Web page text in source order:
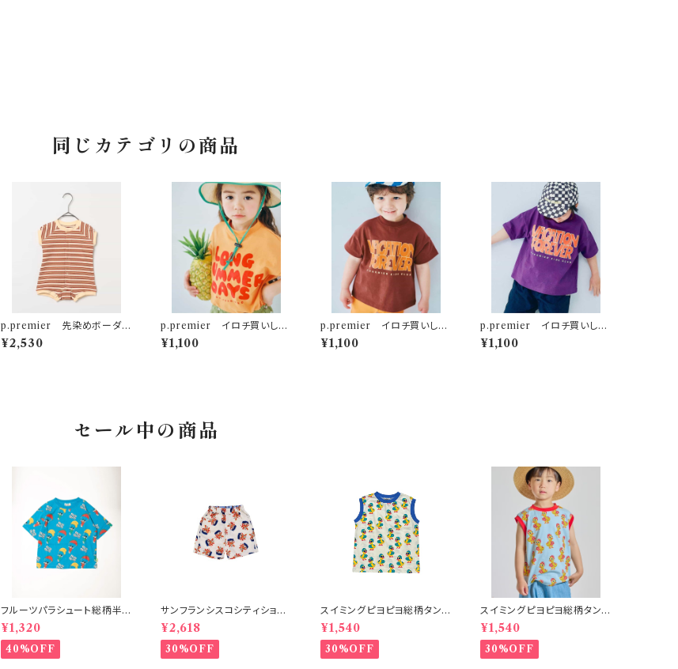
同じカテゴリの商品
p.premier 先染めボーダー
ワッフルロンパース アイボリ
ー
¥2,530
p.premier イロチ買いした
いノーバケーションノーサマー
¥1,100
p.premier イロチ買いした
いノーバケーションノーサマー
¥1,100
p.premier イロチ買いした
いノーバケーションノーサマー
¥1,100
セール中の商品
フルーツパラシュート総柄半
袖Tシャツ ブルー
¥1,320
40%OFF
サンフランシスコシティショー
ツ オフホワイト 150-160
¥2,618
30%OFF
スイミングピヨピヨ総柄タンク
トップ アイボリー
¥1,540
30%OFF
スイミングピヨピヨ総柄タンク
トップ サックス
¥1,540
30%OFF